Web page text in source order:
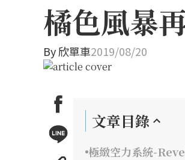
橘色風暴
By欣單車2019/08/20
文章目錄
極緻空力系統-